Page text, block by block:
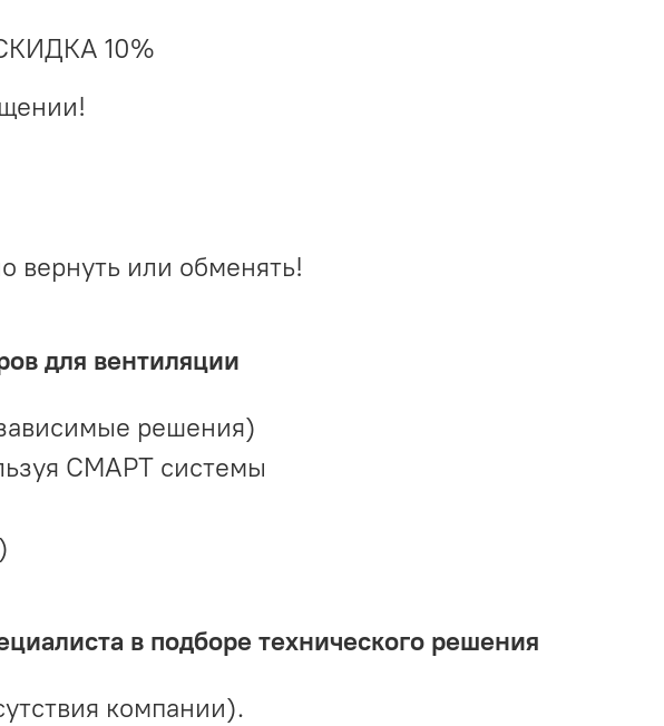
10%
вернуть или обменять!
для вентиляции
решения)
СМАРТ системы
в подборе технического решения
компании).